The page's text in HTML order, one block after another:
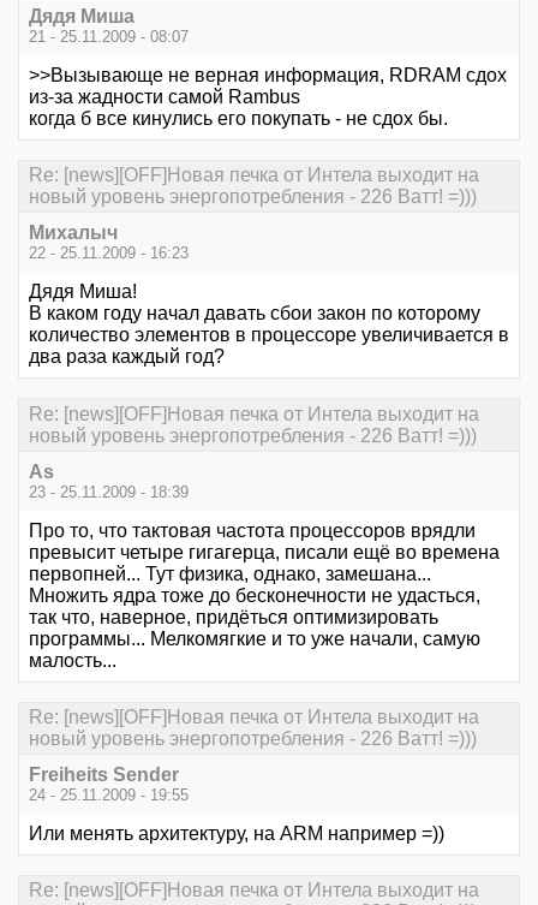
Дядя Миша
21 - 25.11.2009 - 08:07
>>Вызывающе не верная информация, RDRAM сдох
из-за жадности самой Rambus
когда б все кинулись его покупать - не сдох бы.
Re: [news][OFF]Новая печка от Интела выходит на
новый уровень энергопотребления - 226 Ватт! =)))
Михалыч
22 - 25.11.2009 - 16:23
Дядя Миша!
В каком году начал давать сбои закон по которому
количество элементов в процессоре увеличивается в
два раза каждый год?
Re: [news][OFF]Новая печка от Интела выходит на
новый уровень энергопотребления - 226 Ватт! =)))
As
23 - 25.11.2009 - 18:39
Про то, что тактовая частота процессоров врядли
превысит четыре гигагерца, писали ещё во времена
первопней... Тут физика, однако, замешана...
Множить ядра тоже до бесконечности не удасться,
так что, наверное, придёться оптимизировать
программы... Мелкомягкие и то уже начали, самую
малость...
Re: [news][OFF]Новая печка от Интела выходит на
новый уровень энергопотребления - 226 Ватт! =)))
Freiheits Sender
24 - 25.11.2009 - 19:55
Или менять архитектуру, на ARM например =))
Re: [news][OFF]Новая печка от Интела выходит на